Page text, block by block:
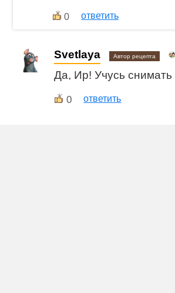
0 ответить
Svetlaya Автор рецепта
Да, Ир! Учусь снимать
0 ответить